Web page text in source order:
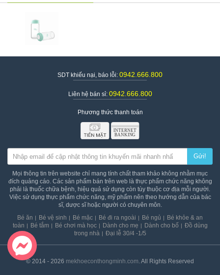
SDT khiếu nại, báo lỗi: 0942.666.800
Liên hệ bán sỉ: 0942.666.800
Phương thức thanh toán
Gửi!
Mọi thông tin trên website chỉ mang tính chất tham khảo không nhằm mục
đích quảng cáo. Các sản phẩm bán trên web là thực phẩm chức năng không
phải là thuốc chữa bệnh, hiệu quả sử dụng còn tùy thuộc cơ địa mỗi người.
Việc sử dụng thực phẩm chức năng, mỹ phẩm nên theo hướng dẫn của bác
sĩ, dược sĩ hoặc người có chuyên môn.
Bé ăn
Bé vệ sinh Bé mặc Bé đi ra ngoài Bé ngủ
Bé khỏe & an
toàn
Bé tắm Bé chơi mà học Dành cho mẹ Dành cho bố
Đồ dùng
trong nhà
Đại lễ 30/4 -1/5
© 2014 - 2026 mekhoeconthongminh.com. All Rights Reserved